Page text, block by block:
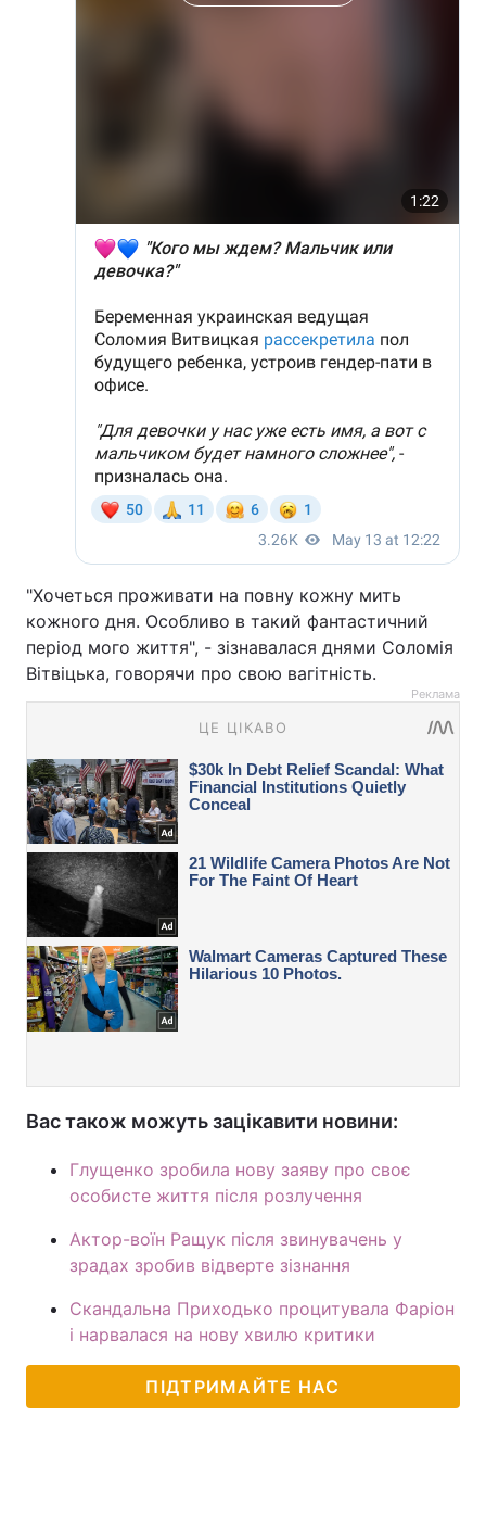
"Хочеться проживати на повну кожну мить
кожного дня. Особливо в такий фантастичний
період мого життя", - зізнавалася днями Соломія
Вітвіцька, говорячи про свою вагітність.
Реклама
Вас також можуть зацікавити новини:
Глущенко зробила нову заяву про своє
особисте життя після розлучення
Актор-воїн Ращук після звинувачень у
зрадах зробив відверте зізнання
Скандальна Приходько процитувала Фаріон
і нарвалася на нову хвилю критики
ПІДТРИМАЙТЕ НАС